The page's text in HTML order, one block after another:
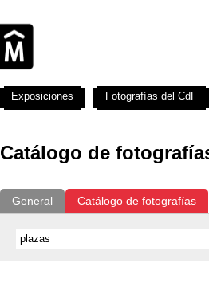
Catálogo de
General Catálogo de fotografías
Exposiciones Fotografías del CdF